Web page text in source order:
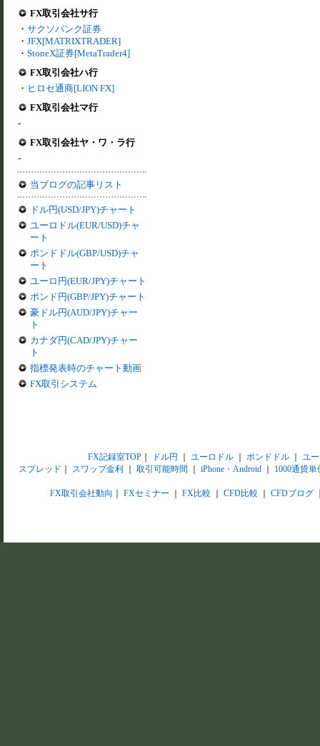
FX取引会社サ行
・ サクソバンク証券
・ JFX[MATRIXTRADER]
・ StoneX証券[MetaTrader4]
FX取引会社ハ行
・ ヒロセ通商[LION FX]
FX取引会社マ行
-
FX取引会社ヤ・ワ・ラ行
-
当ブログの記事リスト
ドル円(USD/JPY)チャート
ユーロドル(EUR/USD)チャ
ート
ポンドドル(GBP/USD)チャ
ート
ユーロ円(EUR/JPY)チャート
ポンド円(GBP/JPY)チャート
豪ドル円(AUD/JPY)チャー
ト
カナダ円(CAD/JPY)チャー
ト
指標発表時のチャート動画
FX取引システム
FX記録室TOP｜ ドル円 ユーロドル｜ ポンドドル｜ ユ
スプレッド
スワップ金利 取引可能時間 iPhone・Android 1000通貨単
FX取引会社動向 FXセミナー FX比較 CFD比較 CFDブログ